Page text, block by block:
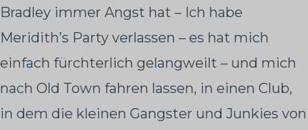
Bradley immer Angst hat – Ich habe
Meridith’s Party verlassen – es hat mich
einfach fürchterlich gelangweilt – und mich
nach Old Town fahren lassen, in einen Club,
in dem die kleinen Gangster und Junkies von